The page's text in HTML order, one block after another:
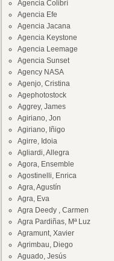
Agencia Colibrí
Agencia Efe
Agencia Jacana
Agencia Keystone
Agencia Leemage
Agencia Sunset
Agency NASA
Agenjo, Cristina
Agephotostock
Aggrey, James
Agiriano, Jon
Agiriano, Iñigo
Agirre, Idoia
Agliardi, Allegra
Agora, Ensemble
Agostinelli, Enrica
Agra, Agustín
Agra, Eva
Agra Deedy , Carmen
Agra Pardiñas, Mª Luz
Agramunt, Xavier
Agrimbau, Diego
Aguado, Jesús